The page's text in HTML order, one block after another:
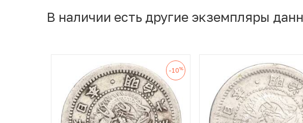
В наличии есть другие экземпляры
-10%